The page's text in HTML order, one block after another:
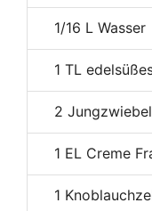
1/16 L Wasser
1 TL
2 Jungzwiebel
1 EL Creme
1